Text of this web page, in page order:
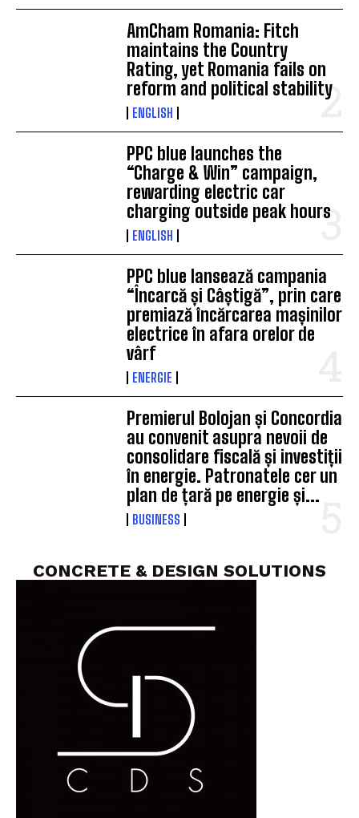
AmCham Romania: Fitch
maintains the Country
Rating, yet Romania fails on
reform and political stability
ENGLISH
PPC blue launches the
“Charge & Win” campaign,
rewarding electric car
charging outside peak hours
ENGLISH
PPC blue lansează campania
“Încarcă și Câștigă”, prin care
premiază încărcarea mașinilor
electrice în afara orelor de
vârf
ENERGIE
Premierul Bolojan și Concordia
au convenit asupra nevoii de
consolidare fiscală și investiții
în energie. Patronatele cer un
plan de țară pe energie și...
BUSINESS
CONCRETE & DESIGN SOLUTIONS